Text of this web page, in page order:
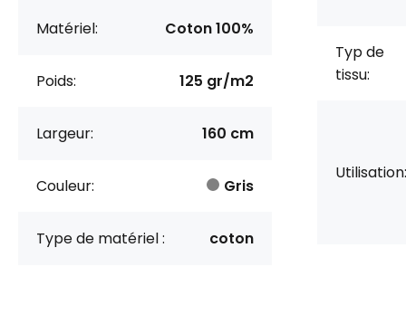
Matériel: Coton 100%
Poids: 125 gr/m2
Largeur: 160 cm
Couleur: Gris
Type de matériel : coton
Typ de
tissu:
Utilisation: